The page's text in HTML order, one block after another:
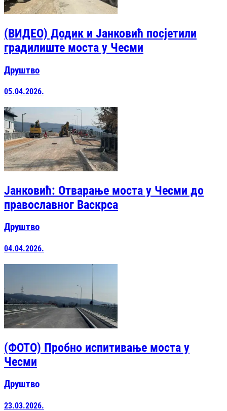
(ВИДЕО) Додик и Јанковић посјетили
градилиште моста у Чесми
Друштво
05.04.2026.
Јанковић: Отварање моста у Чесми до
православног Васкрса
Друштво
04.04.2026.
(ФОТО) Пробно испитивање моста у
Чесми
Друштво
23.03.2026.